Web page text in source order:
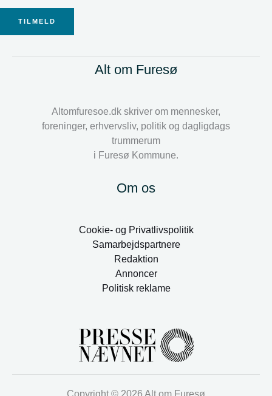
TILMELD
Alt om Furesø
Altomfuresoe.dk skriver om mennesker,
foreninger, erhvervsliv, politik og dagligdags
trummerum
i Furesø Kommune.
Om os
Cookie- og Privatlivspolitik
Samarbejdspartnere
Redaktion
Annoncer
Politisk reklame